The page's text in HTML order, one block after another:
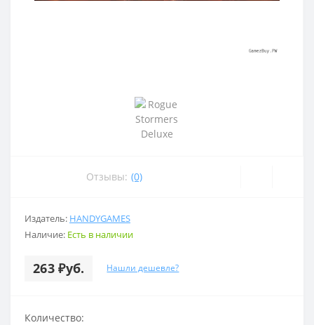
Отзывы: (0)
Издатель: HANDYGAMES
Наличие: Есть в наличии
263 ₽уб. Нашли дешевле?
Количество: